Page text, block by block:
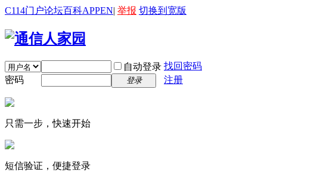
C114门户论坛百科APPEN| 举报 切换到宽版
自动登录 找回密码
密码
登录 注册
只需一步，快速开始
短信验证，便捷登录